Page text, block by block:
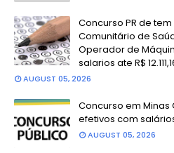
Concurso PR de
Comunitário de
Operador de
salarios ate R$
AUGUST 05, 2026
Concurso em
efetivos com
AUGUST 05, 2026